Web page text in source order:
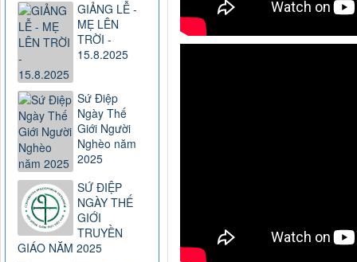
GIẢNG LỄ -
MẸ LÊN
TRỜI -
15.8.2025
Sứ Điệp
Ngày Thế
Giới Người
Nghèo năm
2025
SỨ ĐIỆP
NGÀY THẾ
GIỚI
TRUYỀN
GIÁO NĂM 2025